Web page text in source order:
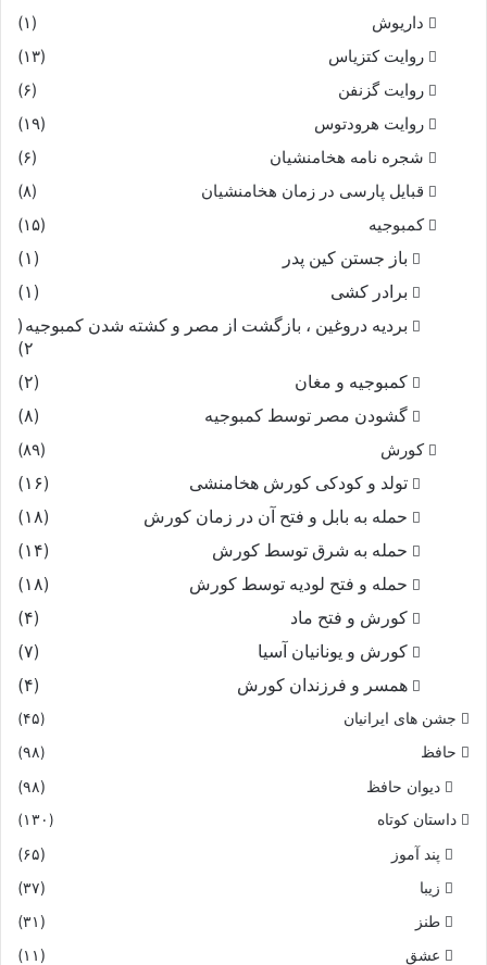
داریوش
(۱)
روایت کتزیاس
(۱۳)
روایت گزنفن
(۶)
روایت هرودتوس
(۱۹)
شجره نامه هخامنشیان
(۶)
قبایل پارسی در زمان هخامنشیان
(۸)
کمبوجیه
(۱۵)
باز جستن کین پدر
(۱)
برادر کشی
(۱)
بردیه دروغین ، بازگشت از مصر و کشته شدن کمبوجیه (
۲)
کمبوجیه و مغان
(۲)
گشودن مصر توسط کمبوجیه
(۸)
کورش
(۸۹)
تولد و کودکی کورش هخامنشی
(۱۶)
حمله به بابل و فتح آن در زمان کورش
(۱۸)
حمله به شرق توسط کورش
(۱۴)
حمله و فتح لودیه توسط کورش
(۱۸)
کورش و فتح ماد
(۴)
کورش و یونانیان آسیا
(۷)
همسر و فرزندان کورش
(۴)
جشن های ایرانیان
(۴۵)
حافظ
(۹۸)
دیوان حافظ (۹۸)
داستان کوتاه (۱۳۰)
پند آموز
(۶۵)
زیبا
(۳۷)
طنز
(۳۱)
عشق
(۱۱)